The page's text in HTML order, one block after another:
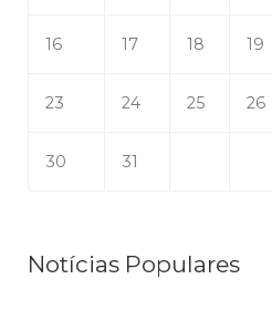
16 17 18 19
23 24 25 26
30 31
Notícias Populares